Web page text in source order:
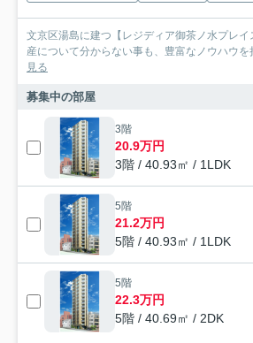
文京区湯島に建つ【レジディア御茶ノ水プレ
産について分からない事も、豊富なノウハウを
見る
募集中の部屋
3階
20.9万円
3階 / 40.93㎡ / 1LDK
5階
21.2万円
5階 / 40.93㎡ / 1LDK
5階
22.3万円
5階 / 40.69㎡ / 2DK